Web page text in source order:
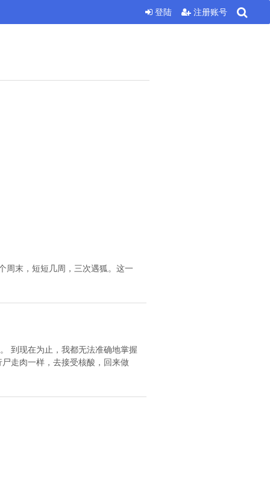
登陆 注册账号
周末，短短几周，三次遇狐。这一
到现在为止，我都无法准确地掌握
走肉一样，去接受核酸，回来做